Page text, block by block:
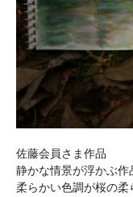
佐藤会員さま作品
静かな情景が浮かぶ作
柔らかい色調が桜の柔